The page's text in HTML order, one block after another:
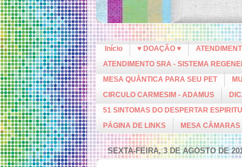
Início ♥ DOAÇÃO ♥
ATENDIMENTO SRA - SISTEMA
MESA QUÂNTICA PARA SEU PET
CIRCULO CARMESIM - ADAMUS
51 SINTOMAS DO DESPERTAR
PÁGINA DE LINKS
MESA
SEXTA-FEIRA, 3 DE AGOSTO DE